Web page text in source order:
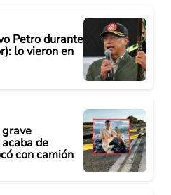
Petro durante
lo vieron en
de
con camión